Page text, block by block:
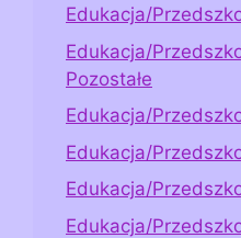
Edukacja/
Edukacja/
Pozostałe
Edukacja/
Edukacja/
Edukacja/
Edukacja/